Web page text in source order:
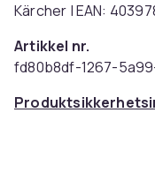
Kärcher | EAN:
Artikkel nr.
fd80b8df-1267-